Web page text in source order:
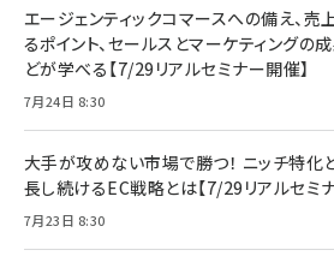
エージェンティックコマースへの備え、
るポイント、セールスとマーケティング
どが学べる【7/29リアルセミナー開催】
7月24日 8:30
大手が攻めない市場で勝つ！ ニッチ特化
長し続けるEC戦略とは【7/29リアルセミ
7月23日 8:30